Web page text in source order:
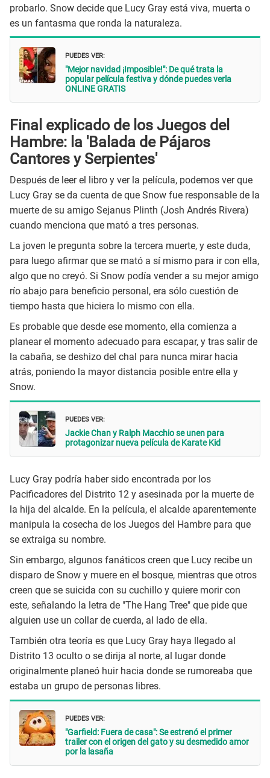
probarlo. Snow decide que Lucy Gray está viva, muerta o
es un fantasma que ronda la naturaleza.
PUEDES VER:
"Mejor navidad ¡Imposible!": De qué trata la
popular película festiva y dónde puedes verla
ONLINE GRATIS
Final explicado de los Juegos del
Hambre: la 'Balada de Pájaros
Cantores y Serpientes'
Después de leer el libro y ver la película, podemos ver que
Lucy Gray se da cuenta de que Snow fue responsable de la
muerte de su amigo Sejanus Plinth (Josh Andrés Rivera)
cuando menciona que mató a tres personas.
La joven le pregunta sobre la tercera muerte, y este duda,
para luego afirmar que se mató a sí mismo para ir con ella,
algo que no creyó. Si Snow podía vender a su mejor amigo
río abajo para beneficio personal, era sólo cuestión de
tiempo hasta que hiciera lo mismo con ella.
Es probable que desde ese momento, ella comienza a
planear el momento adecuado para escapar, y tras salir de
la cabaña, se deshizo del chal para nunca mirar hacia
atrás, poniendo la mayor distancia posible entre ella y
Snow.
PUEDES VER:
Jackie Chan y Ralph Macchio se unen para
protagonizar nueva película de Karate Kid
Lucy Gray podría haber sido encontrada por los
Pacificadores del Distrito 12 y asesinada por la muerte de
la hija del alcalde. En la película, el alcalde aparentemente
manipula la cosecha de los Juegos del Hambre para que
se extraiga su nombre.
Sin embargo, algunos fanáticos creen que Lucy recibe un
disparo de Snow y muere en el bosque, mientras que otros
creen que se suicida con su cuchillo y quiere morir con
este, señalando la letra de "The Hang Tree" que pide que
alguien use un collar de cuerda, al lado de ella.
También otra teoría es que Lucy Gray haya llegado al
Distrito 13 oculto o se dirija al norte, al lugar donde
originalmente planeó huir hacia donde se rumoreaba que
estaba un grupo de personas libres.
PUEDES VER:
"Garfield: Fuera de casa": Se estrenó el primer
trailer con el origen del gato y su desmedido amor
por la lasaña